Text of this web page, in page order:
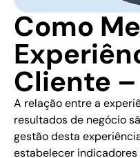
Como
Cliente –
A relação entre a
resultados de negócio
gestão desta
estabelecer